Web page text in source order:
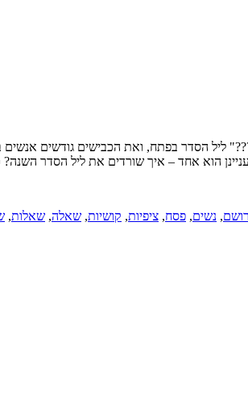
ליל הסדר בפתח, ואת הכבישים גודשים
הוא אחד – איך שורדים את ליל הסדר השנה?
, נשים, פסח, ציפיות, קושיות, שאלה, שאלות,